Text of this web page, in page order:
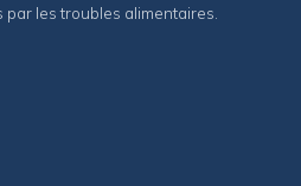
les troubles alimentaires.